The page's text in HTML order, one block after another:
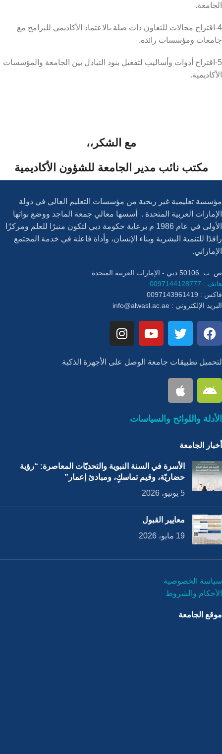
الجامعة.
4-اقتراح مجالات للتعاون ذات صلة بالاعتماد الأكاديمي للبرامج مع
جامعات ومؤسسات رائدة.
5-اقتراح أدوات وأساليب لتفعيل بنود التبادل بين الجامعة والمؤسسات
الأكاديمية.
مع الشكر،،
مكتب نائب مدير الجامعة للشؤون الأكاديمية
مؤسسة تعليمية غير ربحية من مؤسسات التعليم العالي في دولة
الإمارات العربية المتحدة . أسسها معالي جمعة الماجد ووضع نواتها
الأولى في عام 1986 م برعاية حكومة دبي لتكون منبرًا للعلم ومركزًا
رافدًا للتنمية البشرية وبناء الإنسان، وأداة فاعلة في خدمة المجتمع
الإماراتي.
ص. ب. 50106 دبي - الإمارات العربية المتحدة
هاتف : 0097144128777
فاكس : 0097143961419
البريد الإلكتروني : info@alwasl.ac.ae
لتحميل تطبيقات جامعة الوصل على الأجهزة الذكية
الأدلة واللوائح والسياسات
أخبار الجامعة
الأسرة في السنة النبوية والتحديّات المعاصرة: “رؤية
حضاريّة، وقيم تماسكٍ، ومبادئ إعمار”
5 يونيو، 2026
معايير القبول
19 مايو، 2026
سياسة الخصوصية
الأحكام والشروط
موقع الجامعة